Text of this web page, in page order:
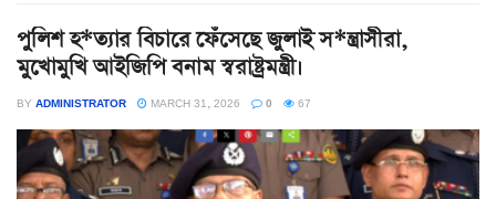
পুলিশ হ*ত্যার বিচারে ফেঁসেছে জুলাই স*ন্ত্রাসীরা,
মুখোমুখি আইজিপি বনাম স্বরাষ্ট্রমন্ত্রী।
BY ADMINISTRATOR MARCH 31, 2026 0 67